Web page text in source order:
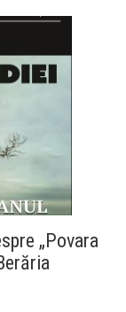
„Povara